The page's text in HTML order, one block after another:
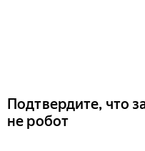
Подтвердите, что
не робот